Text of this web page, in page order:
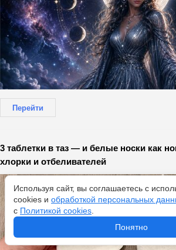
Перейти
3 таблетки в таз — и белые носки как
хлорки и отбеливателей
Используя сайт, вы соглашаетесь с
cookies и обработкой персональных
с Политикой cookies
Понятно